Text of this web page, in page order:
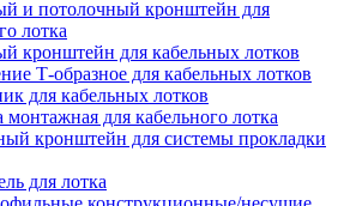
и потолочный кронштейн для
лотка
кронштейн для кабельных лотков
Т-образное для кабельных лотков
для кабельных лотков
монтажная для кабельного лотка
кронштейн для системы прокладки
для лотка